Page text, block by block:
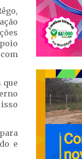
que
e